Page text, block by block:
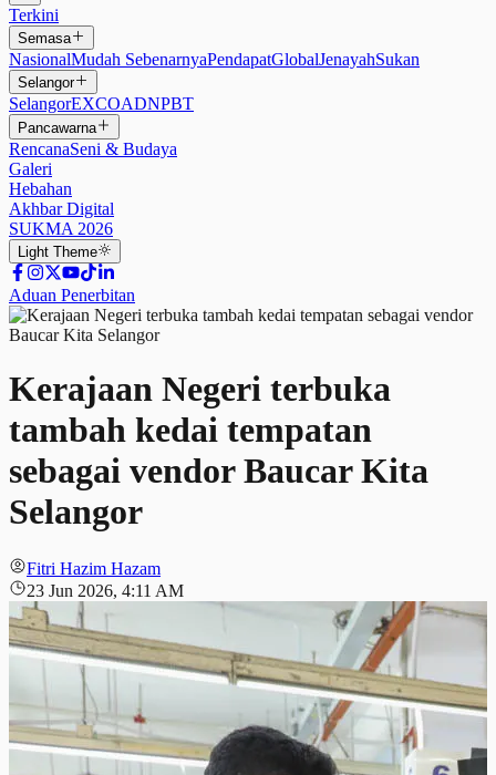
Terkini
Semasa
NasionalMudah SebenarnyaPendapatGlobalJenayahSukan
Selangor
SelangorEXCOADNPBT
Pancawarna
RencanaSeni & Budaya
Galeri
Hebahan
Akhbar Digital
SUKMA 2026
Light Theme
Aduan Penerbitan
Kerajaan Negeri terbuka
tambah kedai tempatan
sebagai vendor Baucar Kita
Selangor
Fitri Hazim Hazam
23 Jun 2026, 4:11 AM